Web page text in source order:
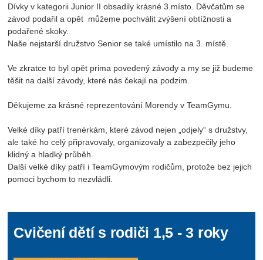
Dívky v kategorii Junior II obsadily krásné 3.místo. Děvčatům se
závod podařil a opět můžeme pochválit zvýšení obtížnosti a
podařené skoky.
Naše nejstarší družstvo Senior se také umístilo na 3. místě.
Ve zkratce to byl opět prima povedený závody a my se již budeme
těšit na další závody, které nás čekají na podzim.
Děkujeme za krásné reprezentování Morendy v TeamGymu.
Velké díky patří trenérkám, které závod nejen „odjely“ s družstvy,
ale také ho celý připravovaly, organizovaly a zabezpečily jeho
klidný a hladký průběh.
Další velké díky patří i TeamGymovým rodičům, protože bez jejich
pomoci bychom to nezvládli.
Cvičení dětí s rodiči 1,5 - 3 roky